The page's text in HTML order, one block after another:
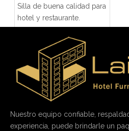
Silla de buena calidad para
hotel y restaurante.
Nuestro equipo confiable,
experiencia, puede brindarle un